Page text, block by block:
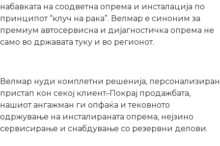
набавката на соодветна опрема и инсталација по
принципот “клуч на рака”. Велмар е синоним за
премиум автосервисна и дијагностичка опрема не
само во државата туку и во регионот.
Велмар нуди комплетни решенија, персонализиран
пристап кон секој клиент.Покрај продажбата,
нашиот ангажман ги опфаќа и тековното
одржување на инсталираната опрема, нејзино
сервисирање и снабдување со резервни делови.